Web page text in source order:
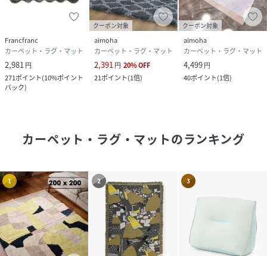
Francfranc
カーペット・ラグ・マット
2,981円
271ポイント(10%ポイント
バック)
クーポン対象
aimoha
カーペット・ラグ・マット
2,391円 20%OFF
21ポイント(1倍)
クーポン対象
aimoha
カーペット・ラグ・マット
4,499円
40ポイント(1倍)
カーペット・ラグ・マットのランキング
1 2 3